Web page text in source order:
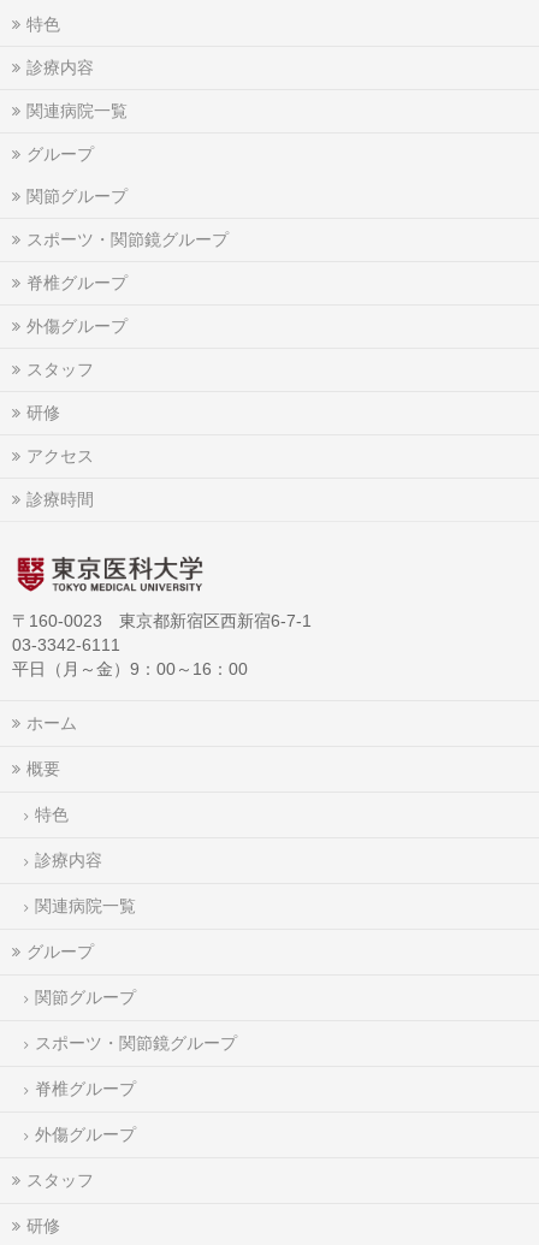
特色
診療内容
関連病院一覧
グループ
関節グループ
スポーツ・関節鏡グループ
脊椎グループ
外傷グループ
スタッフ
研修
アクセス
診療時間
〒160-0023 東京都新宿区西新宿6-7-1
03-3342-6111
平日（月～金）9：00～16：00
ホーム
概要
特色
診療内容
関連病院一覧
グループ
関節グループ
スポーツ・関節鏡グループ
脊椎グループ
外傷グループ
スタッフ
研修